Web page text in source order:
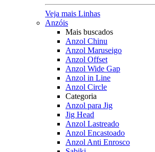
Veja mais Linhas
Anzóis
Mais buscados
Anzol Chinu
Anzol Maruseigo
Anzol Offset
Anzol Wide Gap
Anzol in Line
Anzol Circle
Categoria
Anzol para Jig
Jig Head
Anzol Lastreado
Anzol Encastoado
Anzol Anti Enrosco